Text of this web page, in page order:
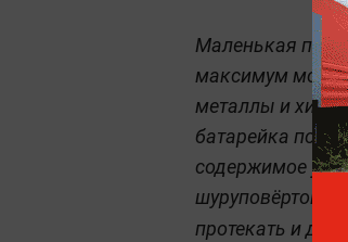
Маленькая
максимум может
металлы и
батарейка
содержимое
шуруповёртов
протекать и